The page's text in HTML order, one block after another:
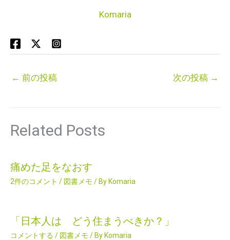
Komaria
← 前の投稿 次の投稿 →
Related Posts
痛めた足をなおす
2件のコメント / 図書メモ / By Komaria
「日本人は どう住まうべきか？」
コメントする / 図書メモ / By Komaria